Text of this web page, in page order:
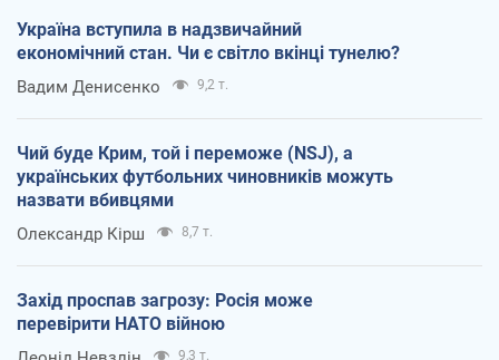
Україна вступила в надзвичайний
економічний стан. Чи є світло вкінці тунелю?
Вадим Денисенко 9,2 т.
Чий буде Крим, той і переможе (NSJ), а
українських футбольних чиновників можуть
назвати вбивцями
Олександр Кірш 8,7 т.
Захід проспав загрозу: Росія може
перевірити НАТО війною
9,3 т.